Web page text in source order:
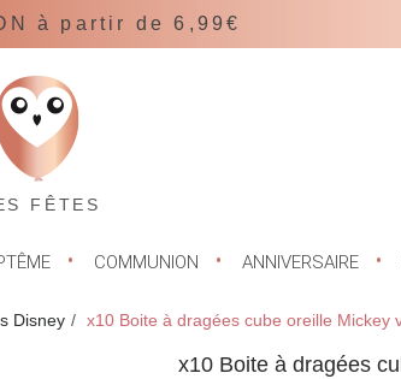
à partir de 6,99€
FÊTES
COMMUNION ANNIVERSAIRE
Disney x10 Boite à dragées cube oreille Mickey
x10 Boite à dragées